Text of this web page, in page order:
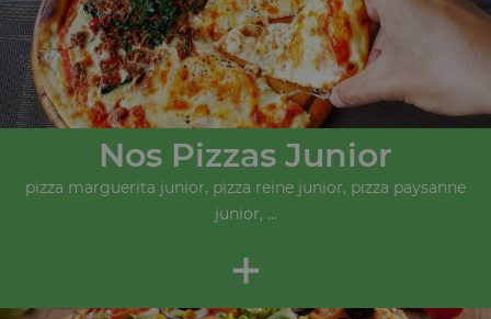
Nos Pizzas Junior
pizza marguerita junior, pizza reine junior, pizza paysanne
junior, ...
+